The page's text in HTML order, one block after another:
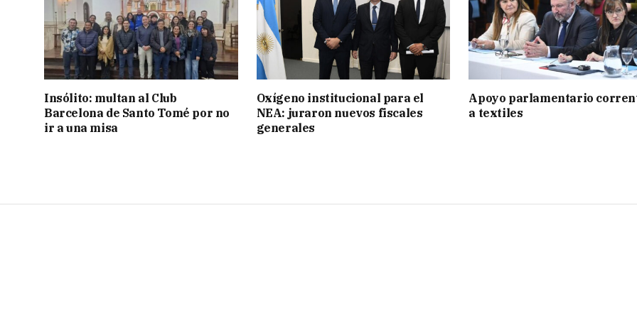
Insólito: multan al Club
Barcelona de Santo Tomé por no
ir a una misa
Oxígeno institucional para el
NEA: juraron nuevos fiscales
generales
Apoyo parlamentario
a textiles